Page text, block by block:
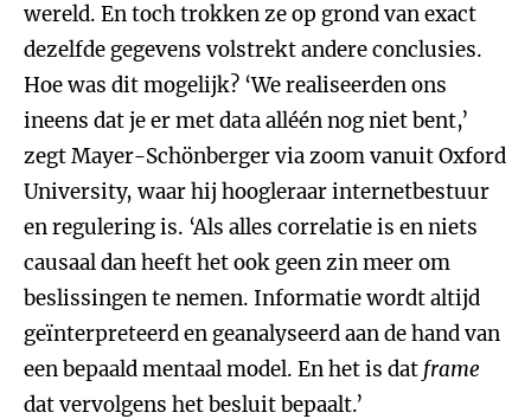
wereld. En toch trokken ze op grond van exact
dezelfde gegevens volstrekt andere conclusies.
Hoe was dit mogelijk? ‘We realiseerden ons
ineens dat je er met data alléén nog niet bent,’
zegt Mayer-Schönberger via zoom vanuit Oxford
University, waar hij hoogleraar internetbestuur
en regulering is. ‘Als alles correlatie is en niets
causaal dan heeft het ook geen zin meer om
beslissingen te nemen. Informatie wordt altijd
geïnterpreteerd en geanalyseerd aan de hand van
een bepaald mentaal model. En het is dat frame
dat vervolgens het besluit bepaalt.’